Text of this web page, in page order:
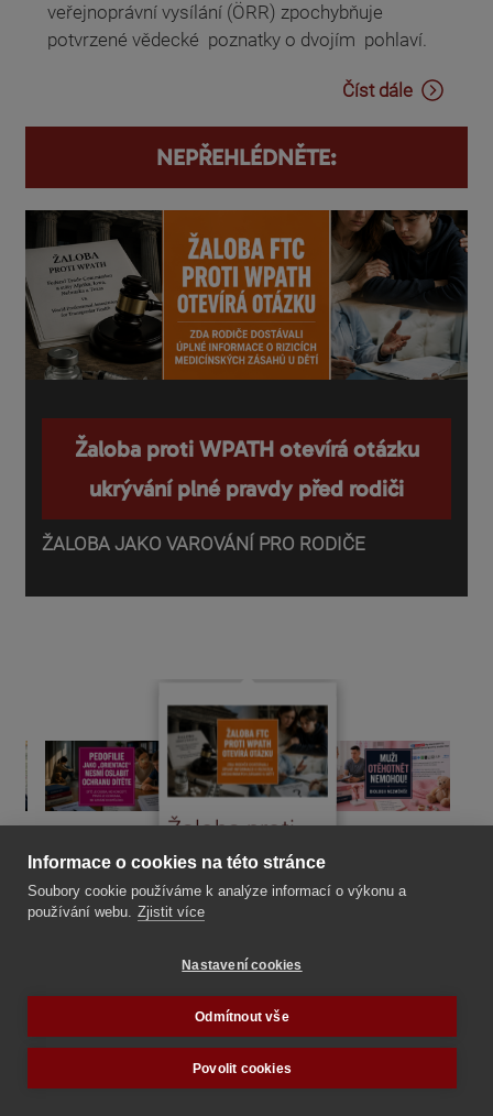
veřejnoprávní vysílání (ÖRR) zpochybňuje
potvrzené vědecké poznatky o dvojím pohlaví.
Číst dále
NEPŘEHLÉDNĚTE:
Žaloba proti WPATH otevírá otázku
ukrývání plné pravdy před rodiči
ŽALOBA JAKO VAROVÁNÍ PRO RODIČE
„orientace“
nesmí oslabit
ochranu dítěte
Žaloba proti
WPATH otevírá
otázku
pravdy před
rodiči
nepopírejte
Informace o cookies na této stránce
Soubory cookie používáme k analýze informací o výkonu a
používání webu. Zjistit více
Nastavení cookies
Odmítnout vše
Povolit cookies